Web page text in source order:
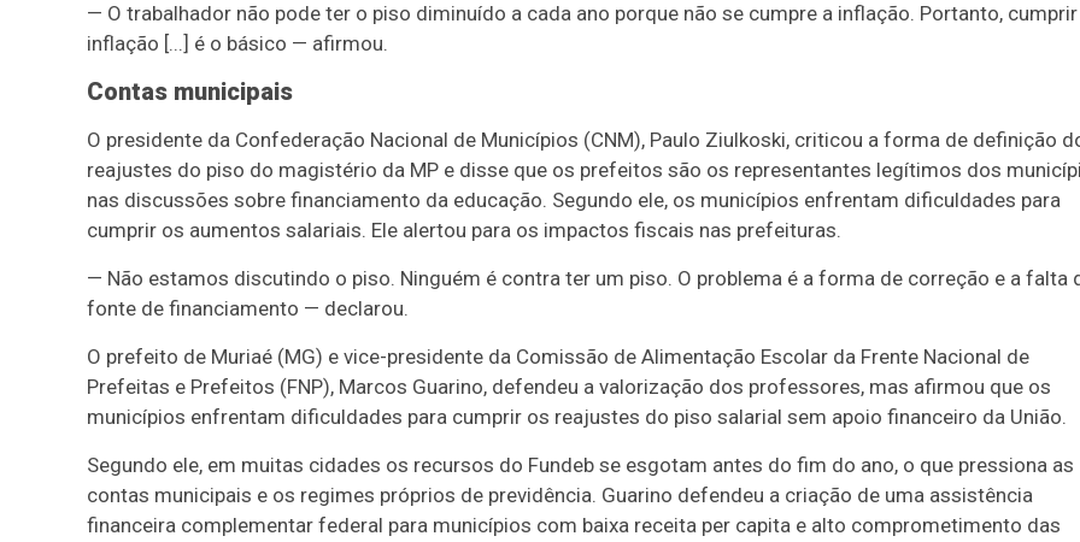
— O trabalhador não pode ter o piso diminuído a cada ano porque não se cumpre a inflação. Portanto,
inflação [...] é o básico — afirmou.
Contas municipais
O presidente da Confederação Nacional de Municípios (CNM), Paulo Ziulkoski, criticou a forma de definição
reajustes do piso do magistério da MP e disse que os prefeitos são os representantes legítimos dos
nas discussões sobre financiamento da educação. Segundo ele, os municípios enfrentam dificuldades para
cumprir os aumentos salariais. Ele alertou para os impactos fiscais nas prefeituras.
— Não estamos discutindo o piso. Ninguém é contra ter um piso. O problema é a forma de correção e a falta
fonte de financiamento — declarou.
O prefeito de Muriaé (MG) e vice-presidente da Comissão de Alimentação Escolar da Frente Nacional de
Prefeitas e Prefeitos (FNP), Marcos Guarino, defendeu a valorização dos professores, mas afirmou que os
municípios enfrentam dificuldades para cumprir os reajustes do piso salarial sem apoio financeiro da União.
Segundo ele, em muitas cidades os recursos do Fundeb se esgotam antes do fim do ano, o que pressiona as
contas municipais e os regimes próprios de previdência. Guarino defendeu a criação de uma assistência
financeira complementar federal para municípios com baixa receita per capita e alto comprometimento das